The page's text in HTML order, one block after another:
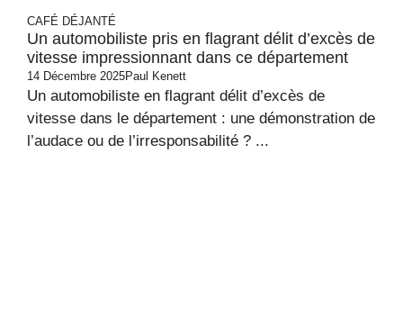
CAFÉ DÉJANTÉ
Un automobiliste pris en flagrant délit d’excès de
vitesse impressionnant dans ce département
14 Décembre 2025Paul Kenett
Un automobiliste en flagrant délit d’excès de
vitesse dans le département : une démonstration de
l’audace ou de l’irresponsabilité ? ...